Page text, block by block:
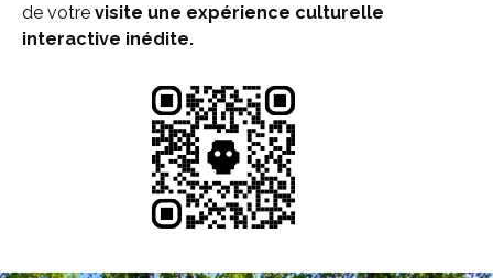
de votre visite une expérience culturelle
interactive inédite.